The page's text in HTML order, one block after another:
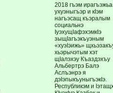
2018 гъэм ирагъэжьа
ухуэныгъэр и кIэм
нагъэсащ къэралым
социальнэ
IуэхущIафэхэмкIэ
зыщIагъэкъуэным
«хуэIэижь»
хьэрычэтым хэт
щIалэхэу Къаздэхъу
Альбертрэ Балэ
Аслъэнрэ я
дэIэпыкъуныгъэкIэ.
Республикэм и